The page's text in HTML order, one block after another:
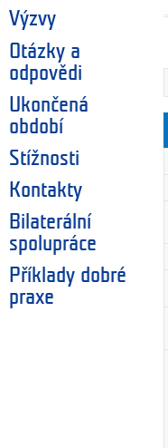
Výzvy
Otázky a
odpovědi
Ukončená
období
Stížnosti
Kontakty
Bilaterální
spolupráce
Příklady dobré
praxe